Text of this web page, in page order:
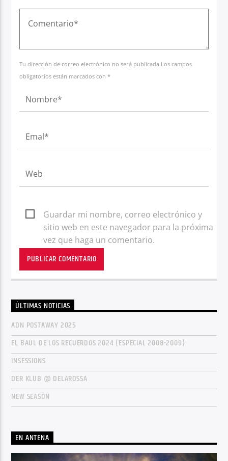
Tu dirección de correo electrónico no será publicada.Los campos
obligatorios están marcados con *
Guardar mi nombre, correo electrónico y
sitio web en este navegador para la próxima
vez que haga un comentario.
ÚLTIMAS NOTICIAS
ADN POSTAWAY 2025
EL BAÚL DE LOS RECUERDOS 2024 (ESPECIAL 2008-2009)
INSESSIONS
DER KLUB @ DELAROSSA
NEW SEASON
EN ANTENA